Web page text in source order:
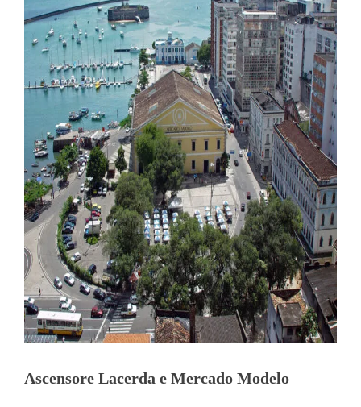
Ascensore Lacerda e Mercado Modelo